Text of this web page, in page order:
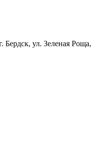
Бердск, ул. Зеленая Роща,